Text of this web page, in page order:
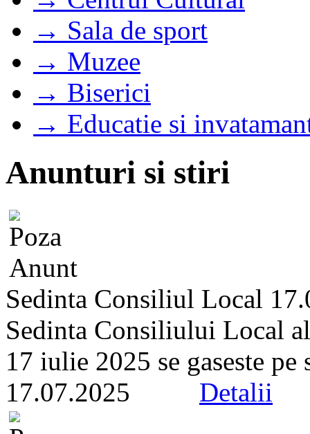
→ Sala de sport
→ Muzee
→ Biserici
→ Educatie si
Anunturi si stiri
Sedinta Consiliul Local
Sedinta Consiliului Local
17 iulie 2025 se gaseste
17.07.2025 Detalii